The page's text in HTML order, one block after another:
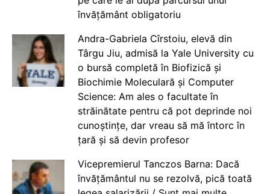
învățământ obligatoriu
Andra-Gabriela Cîrstoiu, elevă din
Târgu Jiu, admisă la Yale University cu
o bursă completă în Biofizică și
Biochimie Moleculară și Computer
Science: Am ales o facultate în
străinătate pentru că pot deprinde noi
cunoștințe, dar vreau să mă întorc în
țară și să devin profesor
Vicepremierul Tanczos Barna: Dacă
învățământul nu se rezolvă, pică toată